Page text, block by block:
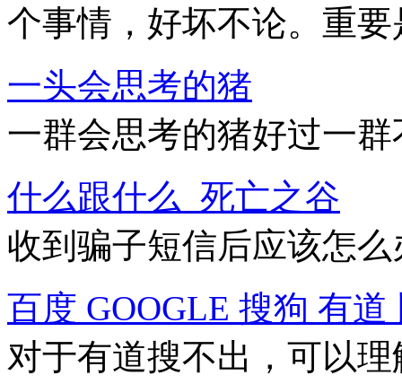
个事情，好坏不论。重要
一头会思考的猪
一群会思考的猪好过一
什么跟什么_死亡之谷
收到骗子短信后应该怎么
百度 GOOGLE 搜狗 有道
对于有道搜不出，可以